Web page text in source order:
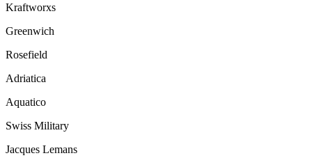
Kraftworxs
Greenwich
Rosefield
Adriatica
Aquatico
Swiss Military
Jacques Lemans